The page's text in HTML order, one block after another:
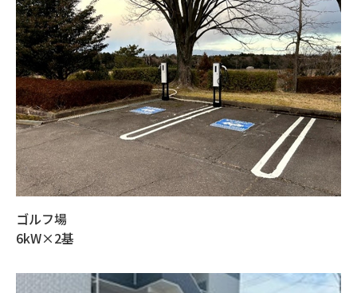
ゴルフ場
6kW×2基